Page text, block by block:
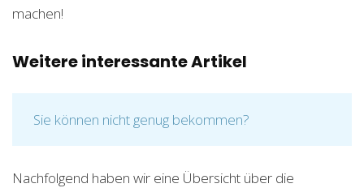
machen!
Weitere interessante Artikel
Sie können nicht genug bekommen?
Nachfolgend haben wir eine Übersicht über die